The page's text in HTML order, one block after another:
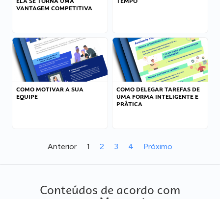
VANTAGEM COMPETITIVA
COMO MOTIVAR A SUA
EQUIPE
COMO DELEGAR TAREFAS DE
UMA FORMA INTELIGENTE E
PRÁTICA
Anterior 1 2 3 4 Próximo
Conteúdos de acordo com